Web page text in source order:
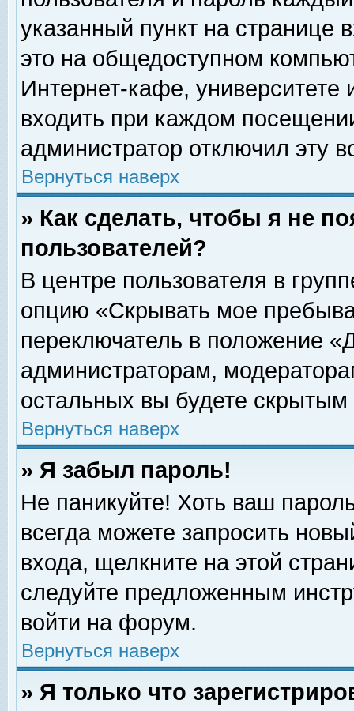
указанный пункт на
это на общедоступном
Интернет-кафе, университете
входить при каждом
администратор отключил эту
Вернуться наверх
» Как сделать, чтобы я не
пользователей?
В центре пользователя в
опцию «Скрывать мое
переключатель в положение
администраторам,
остальных вы будете скрытым
Вернуться наверх
» Я забыл пароль!
Не паникуйте! Хоть ваш
всегда можете запросить
входа, щелкните на этой
следуйте предложенным
войти на форум.
Вернуться наверх
» Я только что